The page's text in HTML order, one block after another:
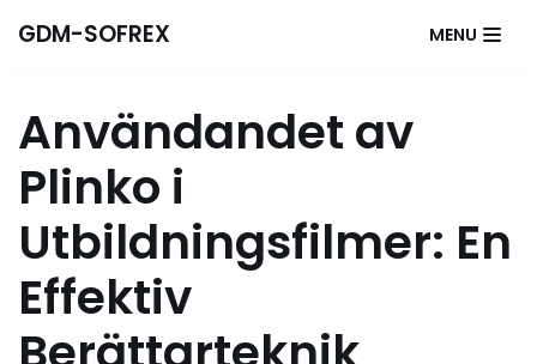
Aller
GDM-SOFREX MENU
Användandet av
Plinko i
Utbildningsfilmer: En
Effektiv